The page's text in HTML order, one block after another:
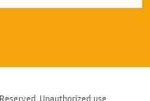
Unauthorized use